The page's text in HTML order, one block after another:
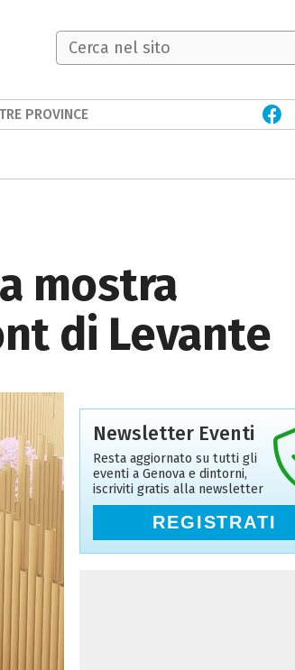
mostra
di Levante
Newsletter Eventi
Resta aggiornato su tutti gli
eventi a Genova e dintorni,
iscriviti gratis alla newsletter
REGISTRATI
PROVINCE